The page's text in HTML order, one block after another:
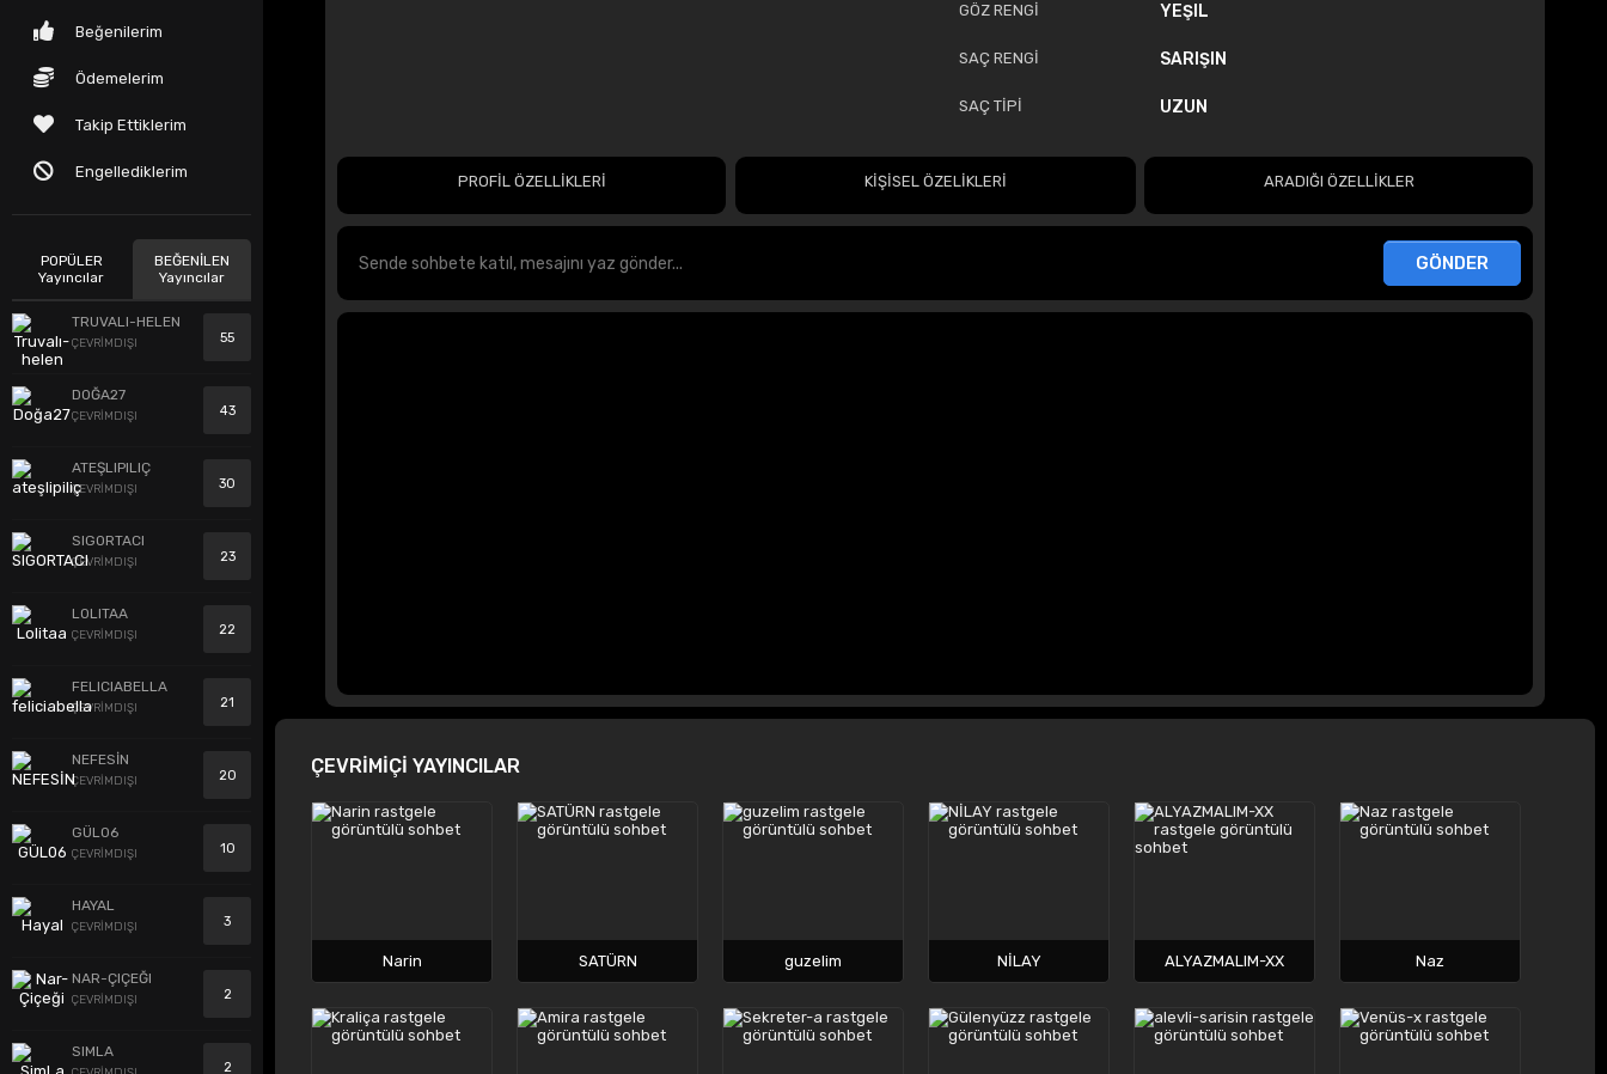
Beğenilerim
Ödemelerim
Takip Ettiklerim
Engellediklerim
POPÜLER
Yayıncılar
BEĞENİLEN
Yayıncılar
TRUVALI-HELEN
ÇEVRİMDIŞI 55
DOĞA27
ÇEVRİMDIŞI 43
ATEŞLIPILIÇ
ÇEVRİMDIŞI 30
SIGORTACI
ÇEVRİMDIŞI 23
LOLITAA
ÇEVRİMDIŞI 22
FELICIABELLA
ÇEVRİMDIŞI 21
NEFESİN
ÇEVRİMDIŞI 20
GÜL06
ÇEVRİMDIŞI 10
HAYAL
ÇEVRİMDIŞI 3
NAR-ÇIÇEĞI
ÇEVRİMDIŞI 2
SIMLA
2
GÖZ RENGİ YEŞIL
SAÇ RENGİ SARIŞIN
SAÇ TİPİ UZUN
PROFİL ÖZELLİKLERİ KİŞİSEL ÖZELİKLERİ ARADIĞI ÖZELLİKLER
ÇEVRİMİÇİ YAYINCILAR
Narin SATÜRN guzelim NİLAY ALYAZMALIM-XX Naz